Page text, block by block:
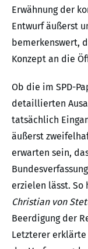
Erwähnung der
Entwurf äußerst
bemerkenswert,
Konzept an die
Ob die im SPD-
detaillierten
tatsächlich
äußerst
erwarten sein,
erzielen lässt. So
Christian von
Beerdigung der
Letzterer erklärte